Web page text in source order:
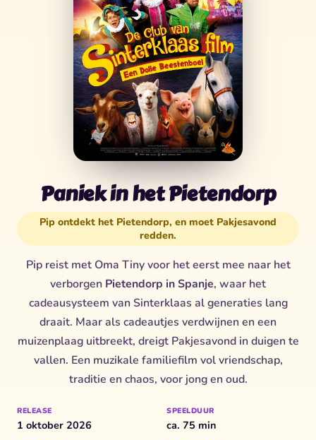
Paniek in het Pietendorp
Pip ontdekt het Pietendorp, en moet Pakjesavond
redden.
Pip reist met Oma Tiny voor het eerst mee naar het
verborgen Pietendorp in Spanje, waar het
cadeausysteem van Sinterklaas al generaties lang
draait. Maar als cadeautjes verdwijnen en een
muizenplaag uitbreekt, dreigt Pakjesavond in duigen te
vallen. Een muzikale familiefilm vol vriendschap,
traditie en chaos, voor jong en oud.
RELEASE
1 oktober 2026
SPEELDUUR
ca. 75 min